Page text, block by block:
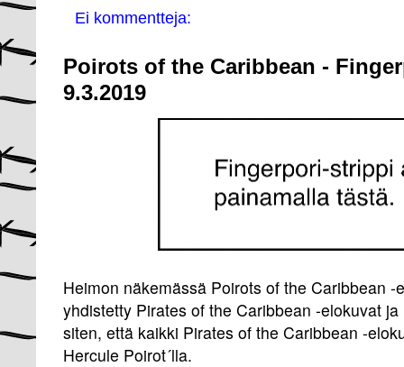
Ei kommentteja:
Poirots of the Caribbean -
9.3.2019
Heimon näkemässä Poirots of the Caribbean
yhdistetty Pirates of the Caribbean -elokuvat
siten, että kaikki Pirates of the Caribbean -
Hercule Poirot´lla.